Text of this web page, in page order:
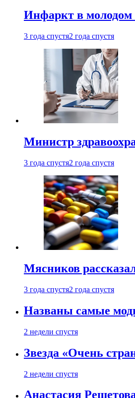
Инфаркт в молодом
3 года спустя2 года спустя
Министр
3 года спустя2 года спустя
Мясников
3 года спустя2 года спустя
Названы самые
2 недели спустя
Звезда «Очень
2 недели спустя
Анастасия